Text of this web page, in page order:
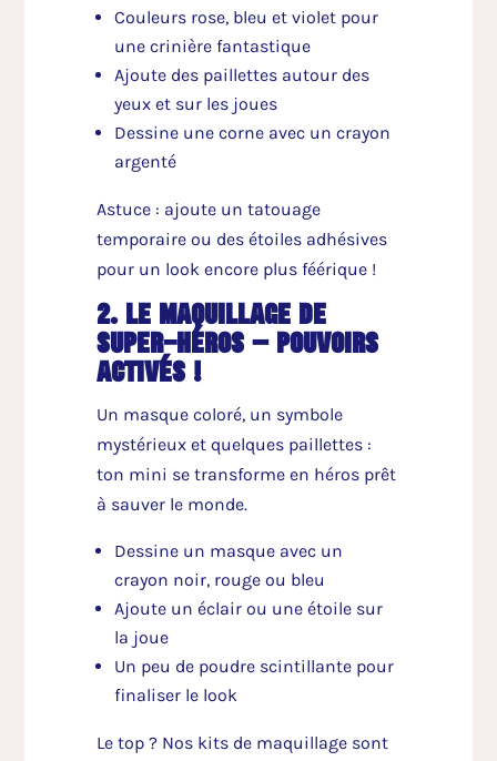
Couleurs rose, bleu et violet pour
une crinière fantastique
Ajoute des paillettes autour des
yeux et sur les joues
Dessine une corne avec un crayon
argenté
Astuce : ajoute un tatouage
temporaire ou des étoiles adhésives
pour un look encore plus féérique !
2. le maquillage de
super-héros – pouvoirs
activés !
Un masque coloré, un symbole
mystérieux et quelques paillettes :
ton mini se transforme en héros prêt
à sauver le monde.
Dessine un masque avec un
crayon noir, rouge ou bleu
Ajoute un éclair ou une étoile sur
la joue
Un peu de poudre scintillante pour
finaliser le look
Le top ? Nos kits de maquillage sont